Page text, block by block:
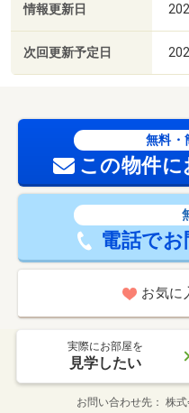
情報更新日
次回更新予定日
無料・
この物件
電話で
お気に
実際にお部屋を
見学したい
お問い合わせ先 株